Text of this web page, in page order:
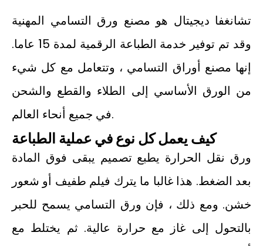
تشانغفا ديجيتال هو مصنع ورق التسامي المهنية
وقد تم توفير خدمة الطباعة الرقمية لمدة 15 عاما.
إنها مصنع أوراق التسامي ، وتتعامل مع كل شيء
من الورق الأساسي إلى الطلاء والقطع والشحن
في جميع أنحاء العالم.
كيف يعمل كل نوع في عملية الطباعة
ورق نقل الحرارة يطبع تصميم يبقى فوق المادة
بعد الضغط. هذا غالبا ما يترك فيلم طفيف أو شعور
خشن. ومع ذلك ، فإن ورق التسامي يسمح للحبر
بالتحول إلى غاز مع حرارة عالية. ثم يختلط مع